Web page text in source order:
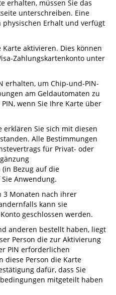
erhalten, müssen Sie das
unterschreiben. Eine
Erhalt und verfügt
aktivieren. Dies können
Zahlungskartenkonto unter
erhalten, um Chip-und-PIN-
am Geldautomaten zu
wenn Sie Ihre Karte über
Sie sich mit diesen
Alle Bestimmungen
für Privat- oder
Bezug auf die
Anwendung.
3 Monaten nach ihrer
kann sie
geschlossen werden.
anderen bestellt haben, liegt
Person die zur Aktivierung
PIN erforderlichen
diese Person die Karte
dafür, dass Sie
mitgeteilt haben